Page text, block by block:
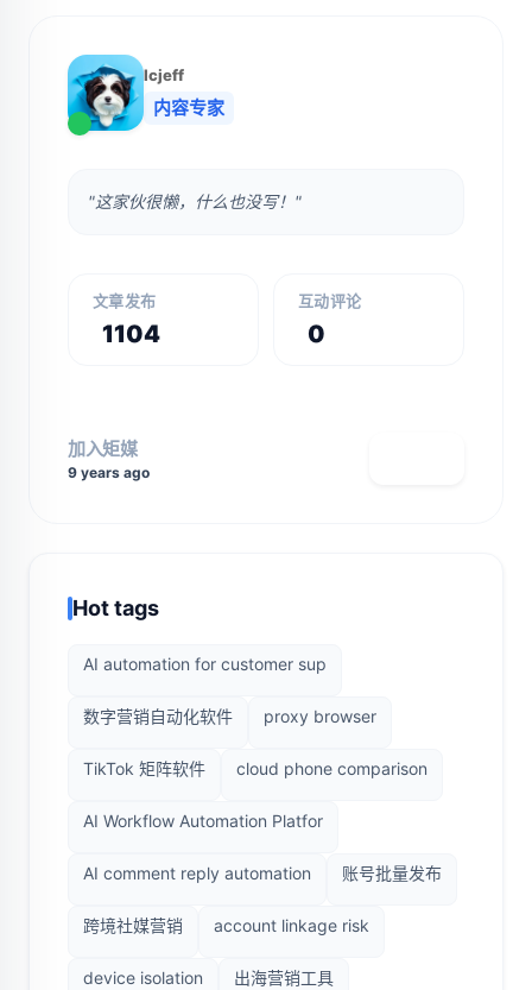
lcjeff
内容专家
"这家伙很懒，什么也没写！"
文章发布
1104
互动评论
0
加入矩媒
9 years ago
Hot tags
AI automation for customer sup
数字营销自动化软件 proxy browser
TikTok 矩阵软件 cloud phone comparison
AI Workflow Automation Platfor
AI comment reply automation 账号批量发布
跨境社媒营销 account linkage risk
device isolation 出海营销工具